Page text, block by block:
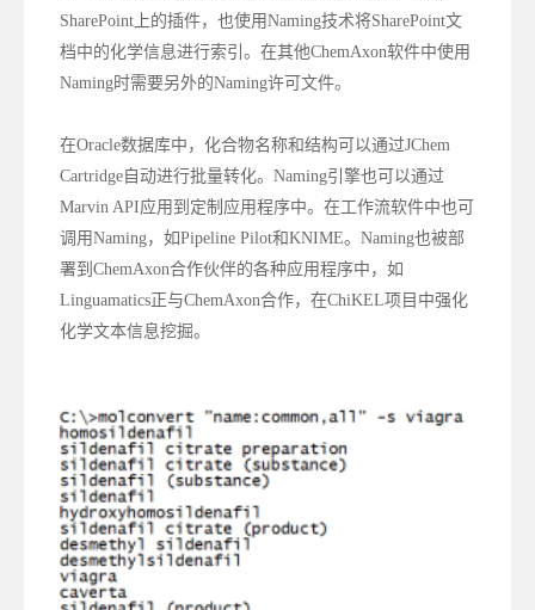
SharePoint上的插件，也使用Naming技术将SharePoint文
档中的化学信息进行索引。在其他ChemAxon软件中使用
Naming时需要另外的Naming许可文件。
在Oracle数据库中，化合物名称和结构可以通过JChem
Cartridge自动进行批量转化。Naming引擎也可以通过
Marvin API应用到定制应用程序中。在工作流软件中也可
调用Naming，如Pipeline Pilot和KNIME。Naming也被部
署到ChemAxon合作伙伴的各种应用程序中，如
Linguamatics正与ChemAxon合作，在ChiKEL项目中强化
化学文本信息挖掘。